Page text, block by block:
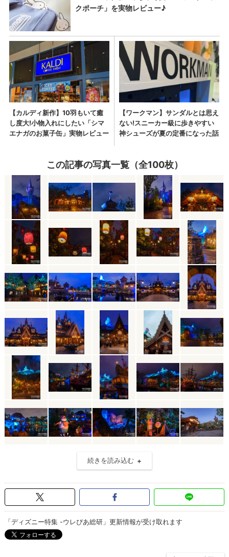
この記事の写真一覧（全100枚）
続きを読み込む
「ディズニー特集 -ウレぴあ総研」更新情報が受け取れます